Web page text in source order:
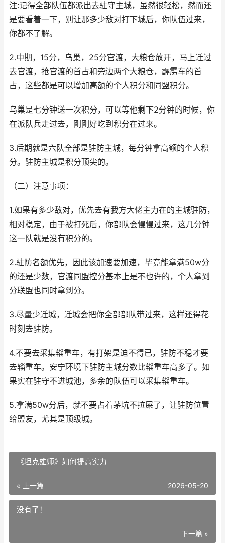
注:记得全部队伍都派出去驻守主城，虽然很轻松，然而还
是要看着一下，别让那多少敌对打下城后，你队伍过来，
你都不了解。
2.中期，15分，乌巢，25分官渡，大粮仓放开，马上迁过
去官渡，抢官渡的首占和旁边两个大粮仓，霹雳车的首
占，这些都是可以增加高额的个人积分和同盟积分。
乌巢是七分钟送一次积分，可以等他剩下2分钟的时候，你
在派队兵走过去，刚刚好吃到积分在过来。
3.后期就是六队全部是驻防主城，每分钟拿高额的个人积
分。驻防主城是积分顶尖的。
（二）注意事项：
1.如果有多少敌对，优先去有我方大佬主力在的主城驻防，
相对稳定，由于被打死后，你部队会慢慢过来，这几分钟
这一队就是没有积分的。
2.驻防名额优先，因此该加速要加速，毕竟能拿满50w分
的还是少数，官渡同盟控分基本上是不也许的，个人拿到
分联盟也同时拿到分。
3.尽量少迁城，迁城会把你全部部队带过来，这样还得花
时刻去驻防。
4.不要去采集辎重车，有打架是迫不得已，驻防不稳才要
去辎重车。安宁环境下驻防主城分数比辎重车高多了。如
果实在驻守不进城池，多余的队伍可以采集辎重车。
5.拿满50w分后，就不要占着茅坑不拉屎了，让驻防位置
给盟友，尤其是顶级城。
《坦克雄师》如何提高实力
« 上一篇 2026-05-20
没有了！
下一篇 »